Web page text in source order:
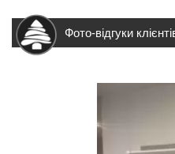
Фото-відгуки